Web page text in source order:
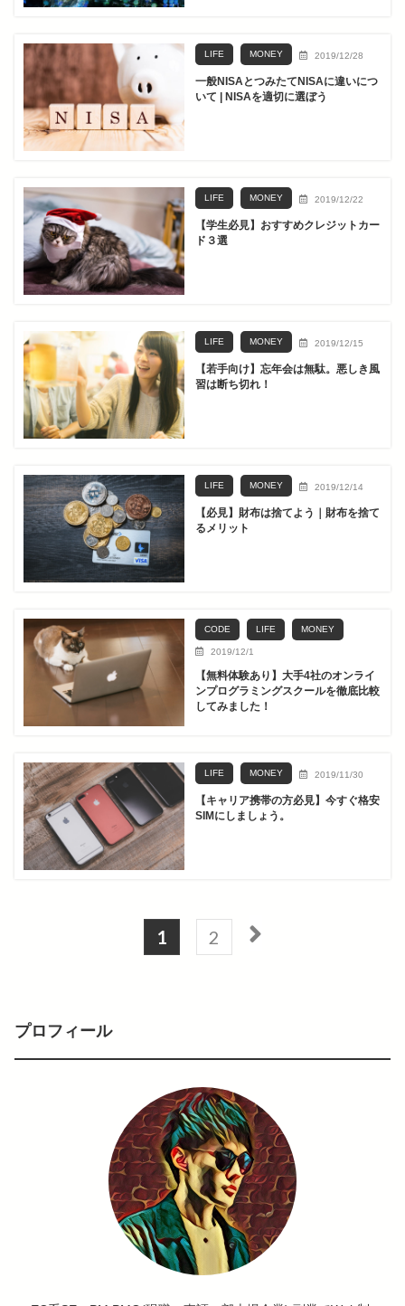
LIFE MONEY 2019/12/28
一般NISAとつみたてNISAに違いにつ
いて | NISAを適切に選ぼう
LIFE MONEY 2019/12/22
【学生必見】おすすめクレジットカー
ド３選
LIFE MONEY 2019/12/15
【若手向け】忘年会は無駄。悪しき風
習は断ち切れ！
LIFE MONEY 2019/12/14
【必見】財布は捨てよう｜財布を捨て
るメリット
CODE LIFE MONEY
2019/12/1
【無料体験あり】大手4社のオンライ
ンプログラミングスクールを徹底比較
してみました！
LIFE MONEY 2019/11/30
【キャリア携帯の方必見】今すぐ格安
SIMにしましょう。
1 2
プロフィール